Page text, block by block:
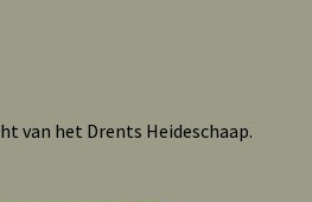
van het Drents Heideschaap.